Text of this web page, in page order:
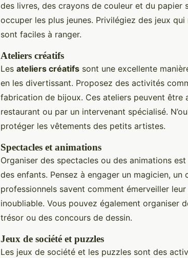
des livres, des crayons de couleur et du papier
occuper les plus jeunes. Privilégiez des jeux
sont faciles à ranger.
Ateliers créatifs
Les ateliers créatifs sont une excellente
en les divertissant. Proposez des activités
fabrication de bijoux. Ces ateliers peuvent être
restaurant ou par un intervenant spécialisé.
protéger les vêtements des petits artistes.
Spectacles et animations
Organiser des spectacles ou des animations
des enfants. Pensez à engager un magicien,
professionnels savent comment émerveiller
inoubliable. Vous pouvez également organiser
trésor ou des concours de dessin.
Jeux de société et puzzles
Les jeux de société et les puzzles sont des